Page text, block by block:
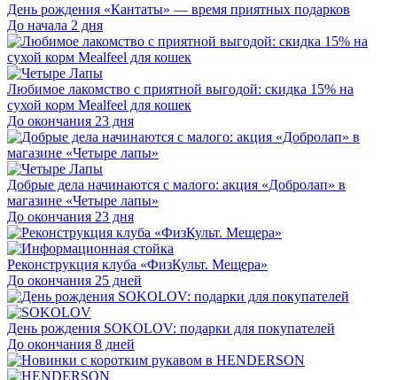
День рождения «Кантаты» — время приятных подарков
До начала 2 дня
Любимое лакомство с приятной выгодой: скидка 15% на
сухой корм Mealfeel для кошек
До окончания 23 дня
Добрые дела начинаются с малого: акция «Добролап» в
магазине «Четыре лапы»
До окончания 23 дня
Реконструкция клуба «ФизКульт. Мещера»
До окончания 25 дней
День рождения SOKOLOV: подарки для покупателей
До окончания 8 дней